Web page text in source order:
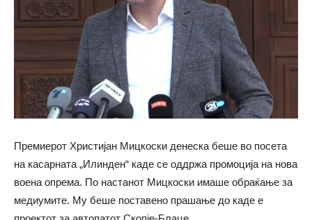
Премиерот Христијан Мицкоски денеска беше во посета
на касарната „Илинден“ каде се оддржа промоција на нова
воена опрема. По настанот Мицкоски имаше обраќање за
медиумите. Му беше поставено прашање до каде е